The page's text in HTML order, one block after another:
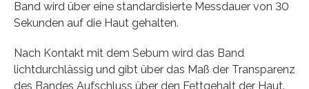
Band wird über eine standardisierte Messdauer von 30
Sekunden auf die Haut gehalten.
Nach Kontakt mit dem Sebum wird das Band
lichtdurchlässig und gibt über das Maß der Transparenz
des Bandes Aufschluss über den Fettgehalt der Haut.